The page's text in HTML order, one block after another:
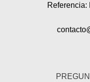
Referencia: